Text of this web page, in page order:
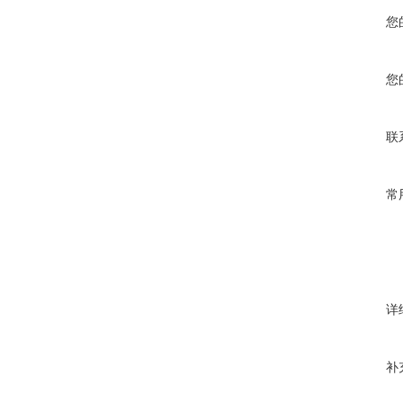
您
您
联
常
详
补